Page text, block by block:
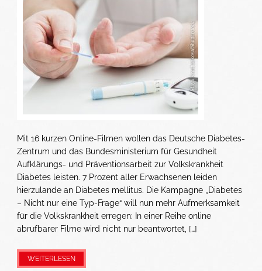
Mit 16 kurzen Online-Filmen wollen das Deutsche Diabetes-
Zentrum und das Bundesministerium für Gesundheit
Aufklärungs- und Präventionsarbeit zur Volkskrankheit
Diabetes leisten. 7 Prozent aller Erwachsenen leiden
hierzulande an Diabetes mellitus. Die Kampagne „Diabetes
– Nicht nur eine Typ-Frage“ will nun mehr Aufmerksamkeit
für die Volkskrankheit erregen: In einer Reihe online
abrufbarer Filme wird nicht nur beantwortet, […]
WEITERLESEN